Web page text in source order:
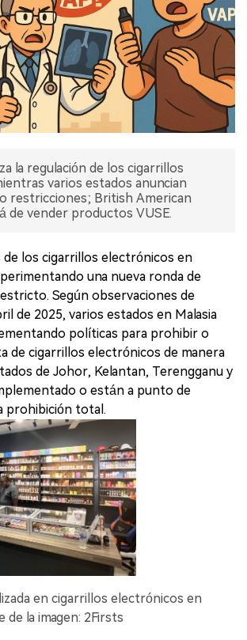
la regulación de los cigarrillos
varios estados anuncian
restricciones; British American
de vender productos VUSE.
de los cigarrillos electrónicos en
una nueva ronda de
Según observaciones de
de 2025, varios estados en Malasia
políticas para prohibir o
de cigarrillos electrónicos de manera
de Johor, Kelantan, Terengganu y
o están a punto de
prohibición total.
en cigarrillos electrónicos en
de la imagen: 2Firsts